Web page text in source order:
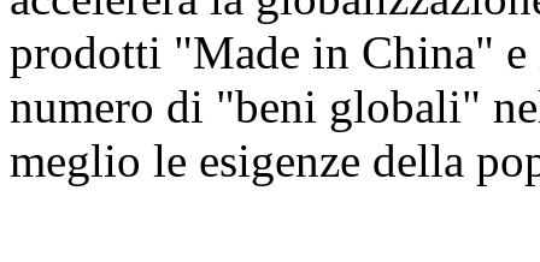
prodotti "Made in China"
numero di "beni globali"
meglio le esigenze della